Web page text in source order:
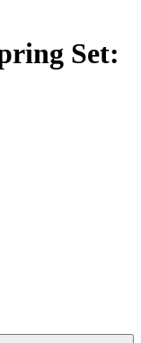
Set: